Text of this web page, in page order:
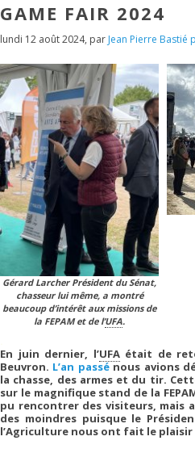
GAME FAIR 2024
lundi 12 août 2024, par Jean Pierre Bastié
Gérard Larcher Président du Sénat,
chasseur lui même, a montré
beaucoup d’intérêt aux missions de
la FEPAM et de l’UFA.
En juin dernier, l’UFAétait de
Beuvron. L’an passénous avions
la chasse, des armes et du tir.
sur le magnifique stand de la
pu rencontrer des visiteurs, mais
des moindres puisque le
l’Agriculture nous ont fait le plaisir